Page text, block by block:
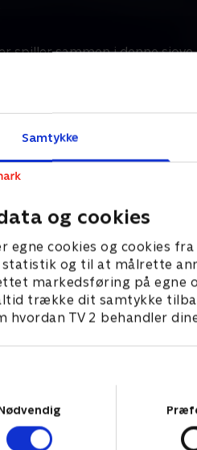
Samtykke
og cookies
egne cookies og cookies
statistik og til at målrette
markedsføring på egne
trække dit samtykke
hvordan TV 2 behandler
spiller sammen i denne sjove
der jagter en
og forsøger at overbevise